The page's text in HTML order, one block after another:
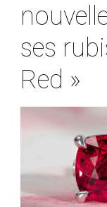
ses
Red »